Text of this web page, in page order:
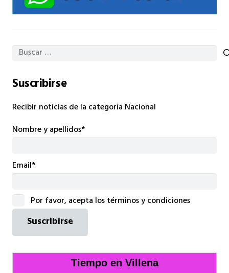
Buscar:
Suscribirse
Recibir noticias de la categoría Nacional
Nombre y apellidos*
Email*
Por favor, acepta los términos y condiciones
Tiempo en Villena